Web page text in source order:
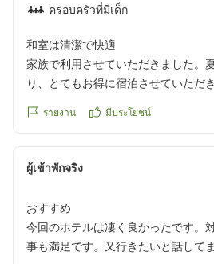
ครอบครัวที่มีเด็ก
和室は清潔で快適
家族で利用させていただきました。
り、とてもお得に宿泊させていただ
潔感があり、メインの部屋とは別に
気になったのが、女性用の大浴場に
とです。我が家には8歳の長女(身長
すが、長女と同じくらいか長女より
6時頃に2人いました。男の子たちも
も少し恥ずかしそうにしており、そ
お風呂に入る必要があったためあま
รายงาน มีประโยชน์
ผู้เข้าพักจริง
おすすめ
今回のホテルは凄く良かったです。
事も満足です。又行きたいと話してま